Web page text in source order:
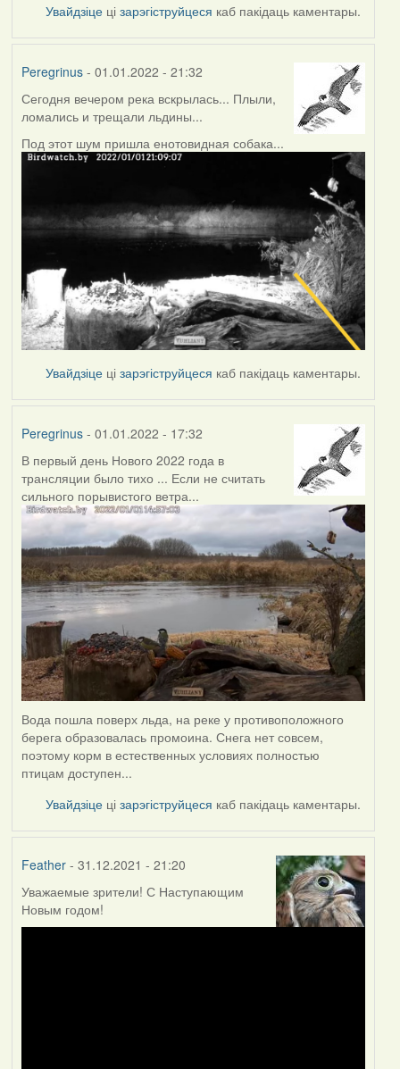
Увайдзіце цізарэгіструйцеся каб пакідаць каментары.
Peregrinus- 01.01.2022 - 21:32
Сегодня вечером река вскрылась... Плыли,
ломались и трещали льдины...
Под этот шум пришла енотовидная собака...
Увайдзіце цізарэгіструйцеся каб пакідаць каментары.
Peregrinus- 01.01.2022 - 17:32
В первый день Нового 2022 года в
трансляции было тихо ... Если не считать
сильного порывистого ветра...
Вода пошла поверх льда, на реке у противоположного
берега образовалась промоина. Снега нет совсем,
поэтому корм в естественных условиях полностью
птицам доступен...
Увайдзіце цізарэгіструйцеся каб пакідаць каментары.
Feather- 31.12.2021 - 21:20
Уважаемые зрители! С Наступающим
Новым годом!